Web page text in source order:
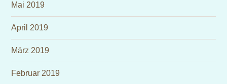
Mai 2019
April 2019
März 2019
Februar 2019